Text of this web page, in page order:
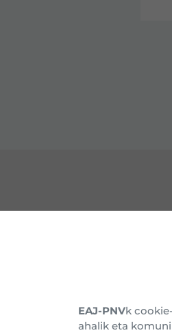
Alderdikidetu
Harpidetu
EAJ-PNVk
ahalik eta